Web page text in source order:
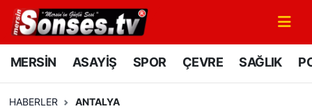
MERSİN ASAYİŞ SPOR ÇEVRE SAĞLIK
HABERLER ANTALYA
MERSİN
Mersin Nöbetçi Eczaneler